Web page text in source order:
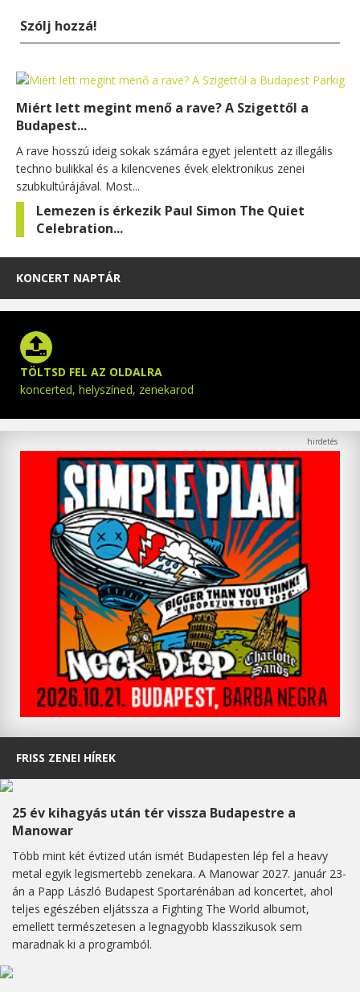
Szólj hozzá!
Miért lett megint menő a rave? A Szigettől a
Budapest...
A rave hosszú ideig sokak számára egyet jelentett az illegális
techno bulikkal és a kilencvenes évek elektronikus zenei
szubkultúrájával. Most...
Lemezen is érkezik Paul Simon The Quiet
Celebration...
KONCERT NAPTÁR
TÖLTSD FEL AZ OLDALRA
koncerted, helyszíned, zenekarod
FRISS ZENEI HÍREK
25 év kihagyás után tér vissza Budapestre a
Manowar
Több mint két évtized után ismét Budapesten lép fel a heavy
metal egyik legismertebb zenekara. A Manowar 2027. január 23-
án a Papp László Budapest Sportarénában ad koncertet, ahol
teljes egészében eljátssza a Fighting The World albumot,
emellett természetesen a legnagyobb klasszikusok sem
maradnak ki a programból.